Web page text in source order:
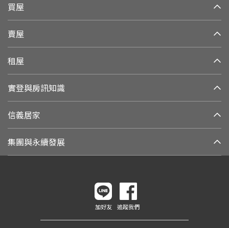
買屋
賣屋
租屋
實登與房訊知識
信義居家
集團與永續發展
加好友 追蹤我們